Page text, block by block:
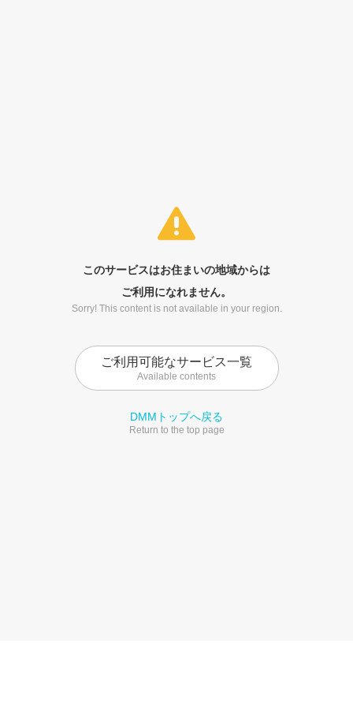
このサービスはお住まいの地域からは
ご利用になれません。
Sorry! This content is not available in your region.
ご利用可能なサービス一覧
Available contents
DMMトップへ戻る
Return to the top page